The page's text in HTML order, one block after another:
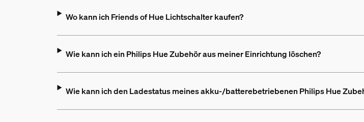
Wo kann ich Friends of Hue Lichtschalter kaufen?
Wie kann ich ein Philips Hue Zubehör aus meiner Einrichtung löschen?
Wie kann ich den Ladestatus meines akku-/batterebetriebenen Philips Hue